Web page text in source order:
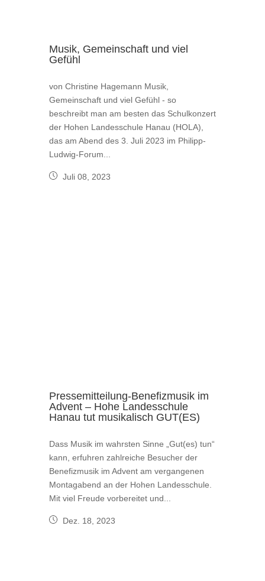
Musik, Gemeinschaft und viel
Gefühl
von Christine Hagemann Musik,
Gemeinschaft und viel Gefühl - so
beschreibt man am besten das Schulkonzert
der Hohen Landesschule Hanau (HOLA),
das am Abend des 3. Juli 2023 im Philipp-
Ludwig-Forum...
Juli 08, 2023
Pressemitteilung-Benefizmusik im
Advent – Hohe Landesschule
Hanau tut musikalisch GUT(ES)
Dass Musik im wahrsten Sinne „Gut(es) tun“
kann, erfuhren zahlreiche Besucher der
Benefizmusik im Advent am vergangenen
Montagabend an der Hohen Landesschule.
Mit viel Freude vorbereitet und...
Dez. 18, 2023